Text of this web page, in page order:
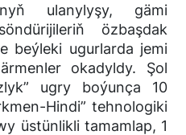
ulanylyşy, gämi
özbaşdak
beýleki ugurlarda jemi
okadyldy. Şol
ugry boýunça 10
Hindi” tehnologiki
üstünlikli tamamlap, 1